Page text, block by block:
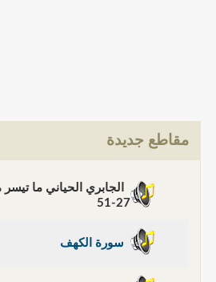
مقاطع جديدة
الجابري الحياني ما
27-51
سورة الكهف